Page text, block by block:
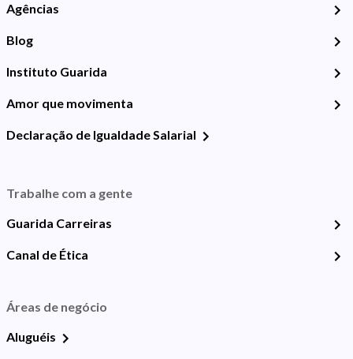
Agências
Blog
Instituto Guarida
Amor que movimenta
Declaração de Igualdade Salarial
Trabalhe com a gente
Guarida Carreiras
Canal de Ética
Áreas de negócio
Aluguéis